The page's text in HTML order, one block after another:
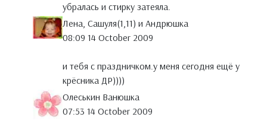
убралась и стирку затеяла.
Лена, Сашуля(1,11) и Андрюшка
08:09 14 October 2009
и тебя с праздничком.у меня сегодня ещё у
крёсника ДР))))
Олеськин Ванюшка
07:53 14 October 2009